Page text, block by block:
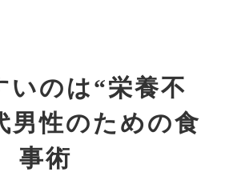
いのは“栄養不
男性のための食
事術